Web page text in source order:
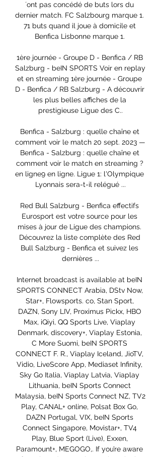
´ont pas concédé de buts lors du
dernier match. FC Salzbourg marque 1.
71 buts quand il joue à domicile et
Benfica Lisbonne marque 1.
1ère journée - Groupe D - Benfica / RB
Salzburg - beIN SPORTS Voir en replay
et en streaming 1ère journée - Groupe
D - Benfica / RB Salzburg - A découvrir
les plus belles affiches de la
prestigieuse Ligue des C..
Benfica - Salzburg : quelle chaîne et
comment voir le match 20 sept. 2023 —
Benfica - Salzburg : quelle chaîne et
comment voir le match en streaming ?
en ligne9 en ligne. Ligue 1: l'Olympique
Lyonnais sera-t-il relégué ...
Red Bull Salzburg - Benfica effectifs
Eurosport est votre source pour les
mises à jour de Ligue des champions.
Découvrez la liste complète des Red
Bull Salzburg - Benfica et suivez les
dernières ...
Internet broadcast is available at beIN
SPORTS CONNECT Arabia, DStv Now,
Star+, Flowsports. co, Stan Sport,
DAZN, Sony LIV, Proximus Pickx, HBO
Max, iQiyi, QQ Sports Live, Viaplay
Denmark, discovery+, Viaplay Estonia,
C More Suomi, beIN SPORTS
CONNECT F. R., Viaplay Iceland, JioTV,
Vidio, LiveScore App, Mediaset Infinity,
Sky Go Italia, Viaplay Latvia, Viaplay
Lithuania, beIN Sports Connect
Malaysia, beIN Sports Connect NZ, TV2
Play, CANAL+ online, Polsat Box Go,
DAZN Portugal, VIX, beIN Sports
Connect Singapore, Movistar+, TV4
Play, Blue Sport (Live), Exxen,
Paramount+, MEGOGO,. If you’re aware